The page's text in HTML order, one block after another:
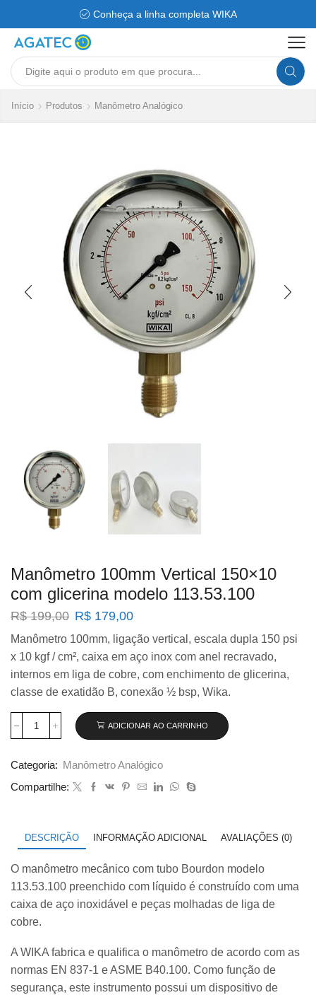
Conheça a linha completa WIKA
Search
Início Produtos Manômetro Analógico
Manômetro 100mm Vertical 150×10
com glicerina modelo 113.53.100
R$199,00 O
original
era:
R$ 199,00.
R$ 179,00O
atual
é:
R$ 179,00.
Manômetro 100mm, ligação vertical, escala dupla 150 psi
x 10 kgf / cm², caixa em aço inox com anel recravado,
internos em liga de cobre, com enchimento de glicerina,
classe de exatidão B, conexão ½ bsp, Wika.
Manômetro
150×10
com
glicerina
quantidade
ADICIONAR AO CARRINHO
Categoria:
Manômetro Analógico
Compartilhe:
DESCRIÇÃO INFORMAÇÃO ADICIONAL AVALIAÇÕES (0)
O manômetro mecânico com tubo Bourdon modelo
113.53.100 preenchido com líquido é construído com uma
caixa de aço inoxidável e peças molhadas de liga de
cobre.
A WIKA fabrica e qualifica o manômetro de acordo com as
normas EN 837-1 e ASME B40.100. Como função de
segurança, este instrumento possui um dispositivo de